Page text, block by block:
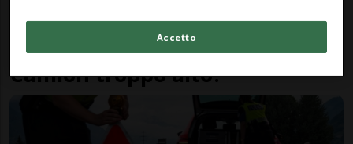
LOCARNO 3 mesi 20
Mappo Morettina chiusa.
Camion troppo alto?
Accetto